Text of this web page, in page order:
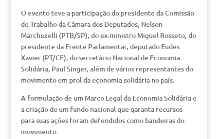
O evento teve a participação do presidente da Comissão
de Trabalho da Câmara dos Deputados, Nelson
Marchezelli (PTB/SP), do ex-ministro Miguel Rosseto, do
presidente da Frente Parlamentar, deputado Eudes
Xavier (PT/CE), do secretário Nacional de Economia
Solidária, Paul Singer, além de vários representantes do
movimento em prol da economia solidária no país.
A formulação de um Marco Legal da Economia Solidária e
a criação de um fundo nacional que garanta recursos
para suas ações foram defendidos como bandeiras do
movimento.